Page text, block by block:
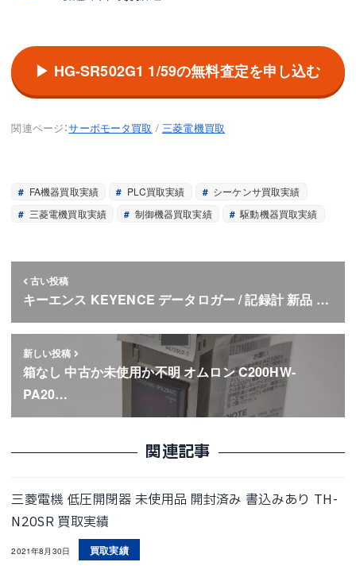
▶ HG-SR502G1 1/59の無料査定を申し込む
関連ページ：サーボモータ買取 /三菱電機買取
FA機器買取実績 PLC買取実績
シーケンサ買取実績
三菱電機買取実績
制御機器買取実績 駆動機器買取実績
古い投稿
キーエンス KEYENCE データロガー / 記録計 新品 …
新しい投稿
箱なし 中古か未使用か不明 オムロン C200HW-
PA20…
関連記事
三菱電機 低圧開閉器 未使用品 開封済み 書込みあり TH-
N20SR 買取実績
2021年8月30日 買取実績